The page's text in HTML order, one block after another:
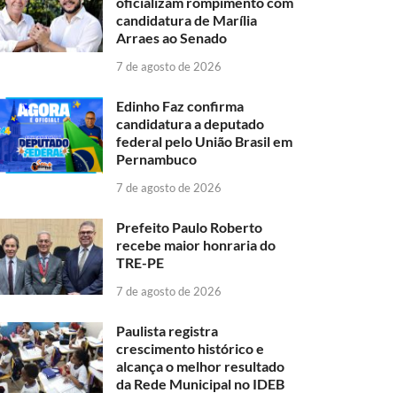
candidatura de Marília
Arraes ao Senado
7 de agosto de 2026
Edinho Faz confirma
candidatura a deputado
federal pelo União Brasil em
Pernambuco
7 de agosto de 2026
Prefeito Paulo Roberto
recebe maior honraria do
TRE-PE
7 de agosto de 2026
Paulista registra
crescimento histórico e
alcança o melhor resultado
da Rede Municipal no IDEB